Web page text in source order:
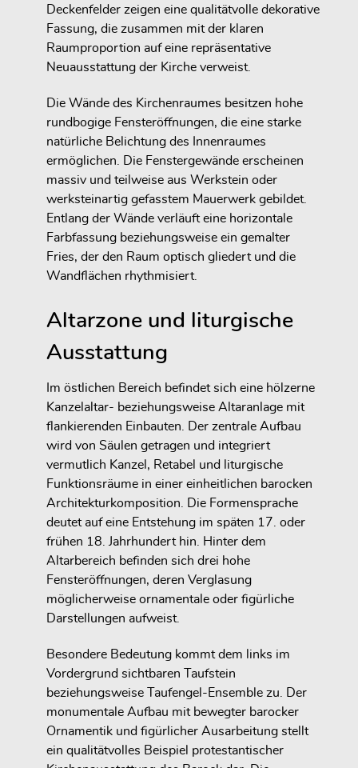
Deckenfelder zeigen eine qualitätvolle dekorative
Fassung, die zusammen mit der klaren
Raumproportion auf eine repräsentative
Neuausstattung der Kirche verweist.
Die Wände des Kirchenraumes besitzen hohe
rundbogige Fensteröffnungen, die eine starke
natürliche Belichtung des Innenraumes
ermöglichen. Die Fenstergewände erscheinen
massiv und teilweise aus Werkstein oder
werksteinartig gefasstem Mauerwerk gebildet.
Entlang der Wände verläuft eine horizontale
Farbfassung beziehungsweise ein gemalter
Fries, der den Raum optisch gliedert und die
Wandflächen rhythmisiert.
Altarzone und liturgische
Ausstattung
Im östlichen Bereich befindet sich eine hölzerne
Kanzelaltar- beziehungsweise Altaranlage mit
flankierenden Einbauten. Der zentrale Aufbau
wird von Säulen getragen und integriert
vermutlich Kanzel, Retabel und liturgische
Funktionsräume in einer einheitlichen barocken
Architekturkomposition. Die Formensprache
deutet auf eine Entstehung im späten 17. oder
frühen 18. Jahrhundert hin. Hinter dem
Altarbereich befinden sich drei hohe
Fensteröffnungen, deren Verglasung
möglicherweise ornamentale oder figürliche
Darstellungen aufweist.
Besondere Bedeutung kommt dem links im
Vordergrund sichtbaren Taufstein
beziehungsweise Taufengel-Ensemble zu. Der
monumentale Aufbau mit bewegter barocker
Ornamentik und figürlicher Ausarbeitung stellt
ein qualitätvolles Beispiel protestantischer